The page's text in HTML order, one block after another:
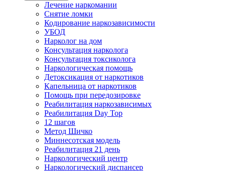
Лечение наркомании
Снятие ломки
Кодирование наркозависимости
УБОД
Нарколог на дом
Консультация нарколога
Консультация токсиколога
Наркологическая помощь
Детоксикация от наркотиков
Капельница от наркотиков
Помощь при передозировке
Реабилитация наркозависимых
Реабилитация Day Top
12 шагов
Метод Шичко
Миннесотская модель
Реабилитация 21 день
Наркологический центр
Наркологический диспансер